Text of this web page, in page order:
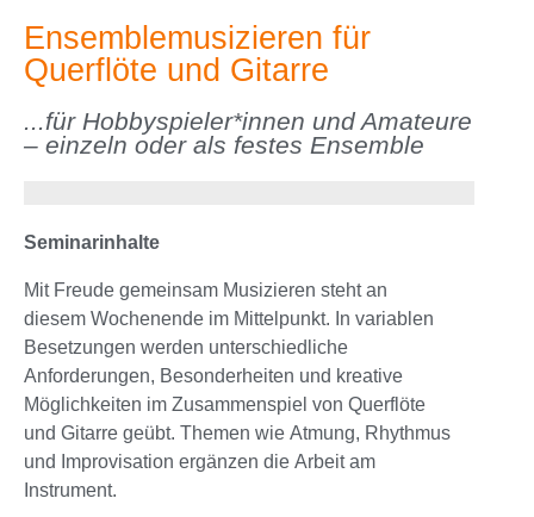
Ensemblemusizieren für
Querflöte und Gitarre
...für Hobbyspieler*innen und Amateure
– einzeln oder als festes Ensemble
Seminarinhalte
Mit Freude gemeinsam Musizieren steht an
diesem Wochenende im Mittelpunkt. In variablen
Besetzungen werden unterschiedliche
Anforderungen, Besonderheiten und kreative
Möglichkeiten im Zusammenspiel von Querflöte
und Gitarre geübt. Themen wie Atmung, Rhythmus
und Improvisation ergänzen die Arbeit am
Instrument.